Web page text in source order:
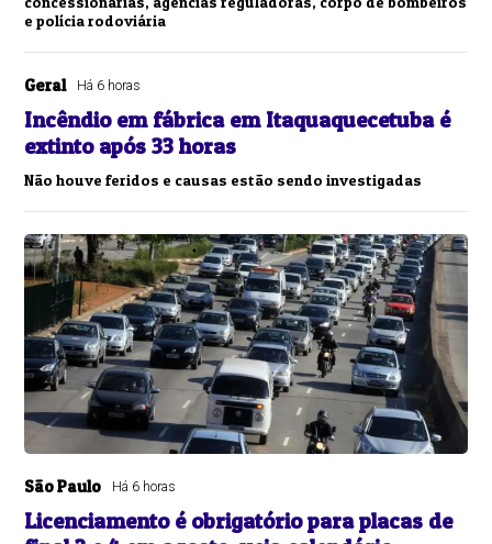
e polícia rodoviária
Geral Há 6 horas
Incêndio em fábrica em Itaquaquecetuba é
extinto após 33 horas
Não houve feridos e causas estão sendo investigadas
São Paulo Há 6 horas
Licenciamento é obrigatório para placas de